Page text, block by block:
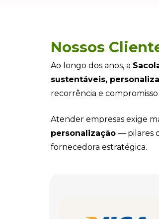
Nossos
Ao longo dos anos, a
sustentáveis,
recorrência e
Atender empresas exige
personalização — pilares
fornecedora estratégica.